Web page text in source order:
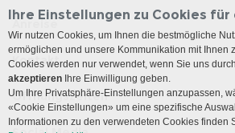
Anreise
Kontakt
Öffnungszeiten
Ihre Einstellungen zu Cookies
Wir nutzen Cookies, um Ihnen die bestmögliche
ermöglichen und unsere Kommunikation mit Ihnen
Cookies werden nur verwendet, wenn Sie uns
akzeptieren Ihre Einwilligung geben.
Um Ihre Privatsphäre-Einstellungen anzupassen,
«Cookie Einstellungen» um eine spezifische
Informationen zu den verwendeten Cookies finden